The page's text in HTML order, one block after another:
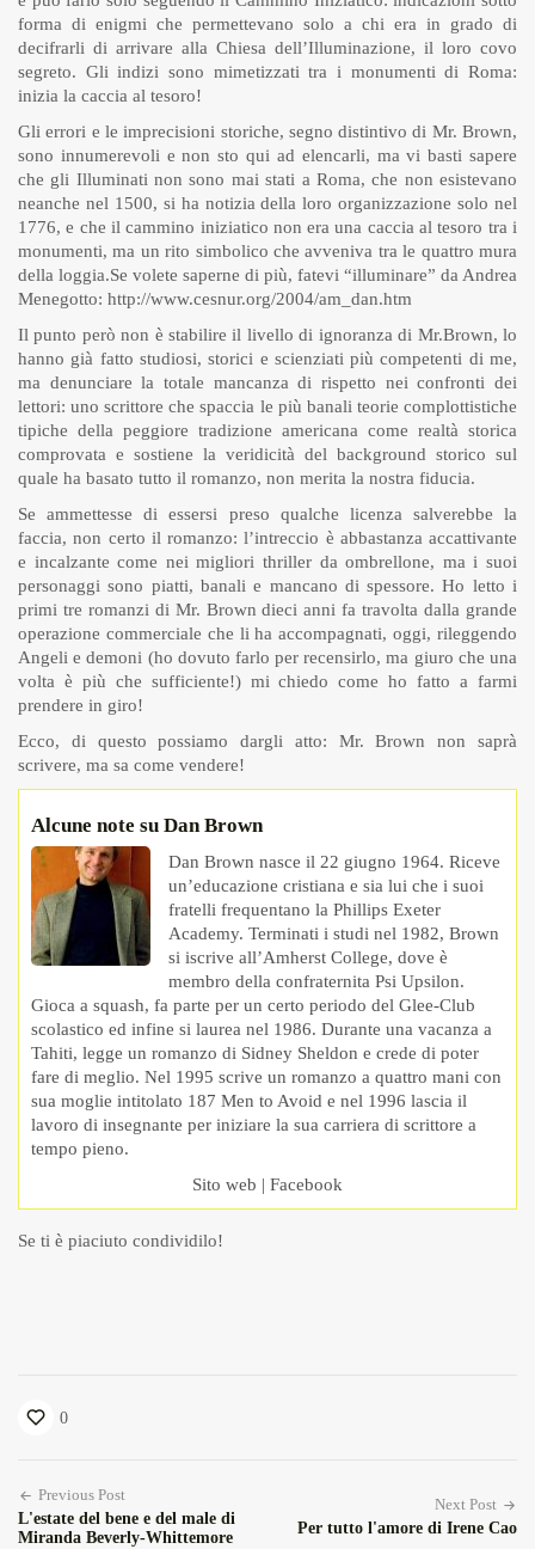
forma di enigmi che permettevano solo a chi era in grado di
decifrarli di arrivare alla Chiesa dell’Illuminazione, il loro covo
segreto. Gli indizi sono mimetizzati tra i monumenti di Roma:
inizia la caccia al tesoro!
Gli errori e le imprecisioni storiche, segno distintivo di Mr. Brown,
sono innumerevoli e non sto qui ad elencarli, ma vi basti sapere
che gli Illuminati non sono mai stati a Roma, che non esistevano
neanche nel 1500, si ha notizia della loro organizzazione solo nel
1776, e che il cammino iniziatico non era una caccia al tesoro tra i
monumenti, ma un rito simbolico che avveniva tra le quattro mura
della loggia.Se volete saperne di più, fatevi “illuminare” da Andrea
Menegotto: http://www.cesnur.org/2004/am_dan.htm
Il punto però non è stabilire il livello di ignoranza di Mr.Brown, lo
hanno già fatto studiosi, storici e scienziati più competenti di me,
ma denunciare la totale mancanza di rispetto nei confronti dei
lettori: uno scrittore che spaccia le più banali teorie complottistiche
tipiche della peggiore tradizione americana come realtà storica
comprovata e sostiene la veridicità del background storico sul
quale ha basato tutto il romanzo, non merita la nostra fiducia.
Se ammettesse di essersi preso qualche licenza salverebbe la
faccia, non certo il romanzo: l’intreccio è abbastanza accattivante
e incalzante come nei migliori thriller da ombrellone, ma i suoi
personaggi sono piatti, banali e mancano di spessore. Ho letto i
primi tre romanzi di Mr. Brown dieci anni fa travolta dalla grande
operazione commerciale che li ha accompagnati, oggi, rileggendo
Angeli e demoni (ho dovuto farlo per recensirlo, ma giuro che una
volta è più che sufficiente!) mi chiedo come ho fatto a farmi
prendere in giro!
Ecco, di questo possiamo dargli atto: Mr. Brown non saprà
scrivere, ma sa come vendere!
Alcune note su Dan Brown
Dan Brown nasce il 22 giugno 1964. Riceve
un’educazione cristiana e sia lui che i suoi
fratelli frequentano la Phillips Exeter
Academy. Terminati i studi nel 1982, Brown
si iscrive all’Amherst College, dove è
membro della confraternita Psi Upsilon.
Gioca a squash, fa parte per un certo periodo del Glee-Club
scolastico ed infine si laurea nel 1986. Durante una vacanza a
Tahiti, legge un romanzo di Sidney Sheldon e crede di poter
fare di meglio. Nel 1995 scrive un romanzo a quattro mani con
sua moglie intitolato 187 Men to Avoid e nel 1996 lascia il
lavoro di insegnante per iniziare la sua carriera di scrittore a
tempo pieno.
Sito web | Facebook
Se ti è piaciuto condividilo!
0
Previous Post
L'estate del bene e del male di
Miranda Beverly-Whittemore
Next Post
Per tutto l'amore di Irene Cao